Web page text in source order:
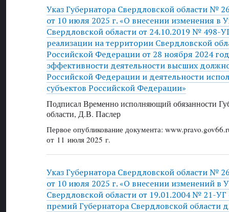
Указ Губернатора Свердловской области №
от 10 июля 2025 г. «О внесении изменения в
Свердловской области от 24.10.2019 № 498-
реализации на территории Свердловской
Российской Федерации от 28 ноября 2024
эффективности деятельности высших
Российской Федерации и деятельности
субъектов Российской Федерации»
Подписал Временно исполняющий обязанности
области, Д.В. Паслер
Первое опубликование документа:
от 11 июля 2025 г.
Указ Губернатора Свердловской области №
от 10 июля 2025 г. «О внесении изменений в
Свердловской области от 19.01.2004 № 21-
премий Губернатора Свердловской области